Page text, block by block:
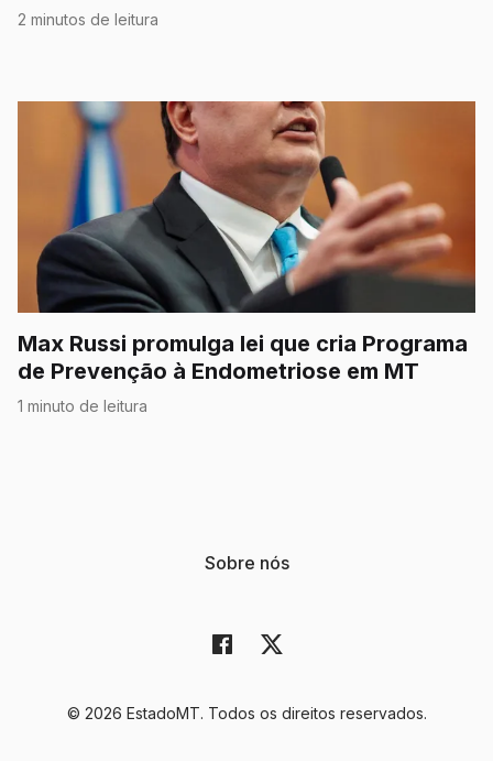
2 minutos de leitura
Max Russi promulga lei que cria Programa
de Prevenção à Endometriose em MT
1 minuto de leitura
© 2026 EstadoMT. Todos os direitos reservados.
Sobre nós